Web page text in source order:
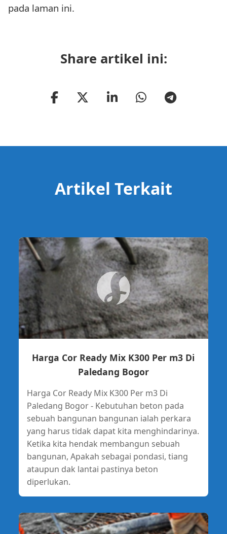
pada laman ini.
Share artikel ini:
Artikel Terkait
Harga Cor Ready Mix K300 Per m3 Di
Paledang Bogor
Harga Cor Ready Mix K300 Per m3 Di
Paledang Bogor - Kebutuhan beton pada
sebuah bangunan bangunan ialah perkara
yang harus tidak dapat kita menghindarinya.
Ketika kita hendak membangun sebuah
bangunan, Apakah sebagai pondasi, tiang
ataupun dak lantai pastinya beton
diperlukan.